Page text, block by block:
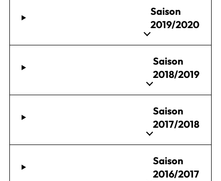
Saison
2019/2020
Saison
2018/2019
Saison
2017/2018
Saison
2016/2017